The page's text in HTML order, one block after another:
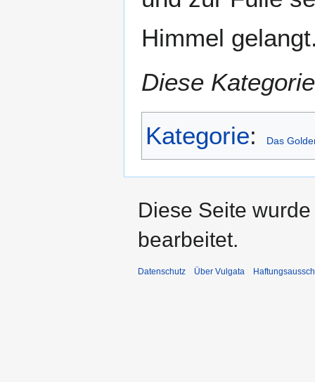
Himmel
Diese
Kategorie: Das
Diese Seite
bearbeitet.
Datenschutz Über Vulgata